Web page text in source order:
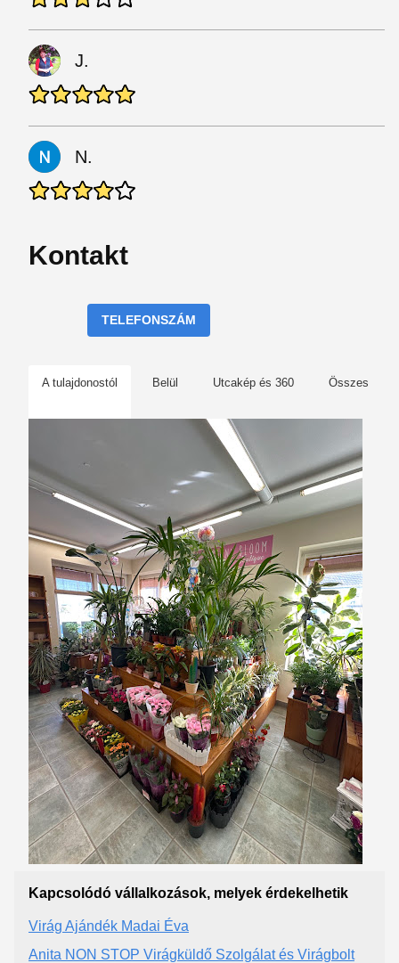
J.
N.
Kontakt
TELEFONSZÁM
A tulajdonostól Belül Utcakép és 360 Összes
Kapcsolódó vállalkozások, melyek érdekelhetik
Virág Ajándék Madai Éva
Anita NON STOP Virágküldő Szolgálat és Virágbolt